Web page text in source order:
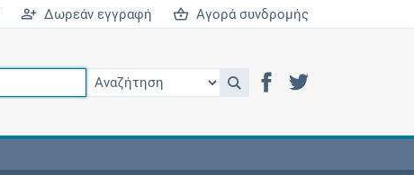
Δωρεάν εγγραφή Αγορά συνδρομής